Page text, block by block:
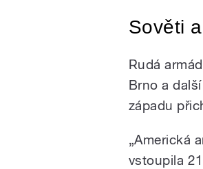
Sověti
Rudá
Brno a
západu
„Americká
vstoupila